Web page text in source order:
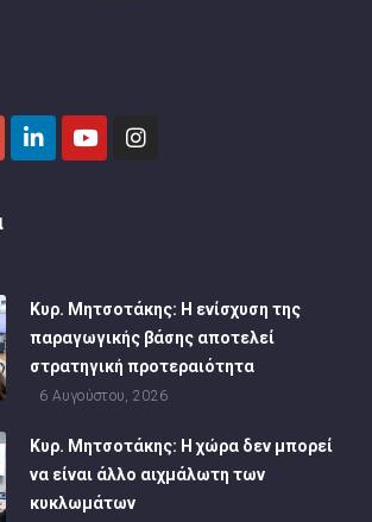
Κυρ. Μητσοτάκης: Η ενίσχυση της
παραγωγικής βάσης αποτελεί
στρατηγική προτεραιότητα
6 Αυγούστου, 2026
Κυρ. Μητσοτάκης: Η χώρα δεν μπορεί
να είναι άλλο αιχμάλωτη των
κυκλωμάτων